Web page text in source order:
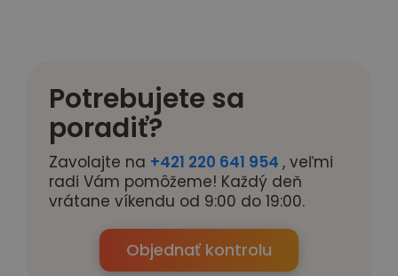
Potrebujete sa
poradiť?
Zavolajte na +421 220 641 954 , veľmi
radi Vám pomôžeme! Každý deň
vrátane víkendu od 9:00 do 19:00.
Objednať kontrolu